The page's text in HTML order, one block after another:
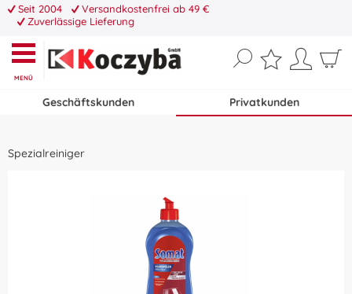
Seit 2004
Versandkostenfrei ab 49 €
Zuverlässige Lieferung
MENÜ
Geschäftskunden Privatkunden
Spezialreiniger